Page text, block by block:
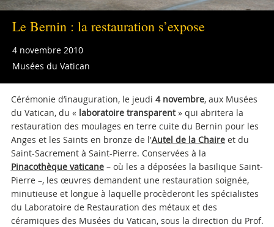
Le Bernin : la restauration s’expose
4 novembre 2010
Musées du Vatican
Cérémonie d’inauguration, le jeudi 4 novembre, aux Musées
du Vatican, du « laboratoire transparent» qui abritera la
restauration des moulages en terre cuite du Bernin pour les
Anges et les Saints en bronze de l'Autel de la Chaireet du
Saint-Sacrement à Saint-Pierre. Conservées à la
Pinacothèque vaticane– où les a déposées la basilique Saint-
Pierre –, les œuvres demandent une restauration soignée,
minutieuse et longue à laquelle procèderont les spécialistes
du Laboratoire de Restauration des métaux et des
céramiques des Musées du Vatican, sous la direction du Prof.